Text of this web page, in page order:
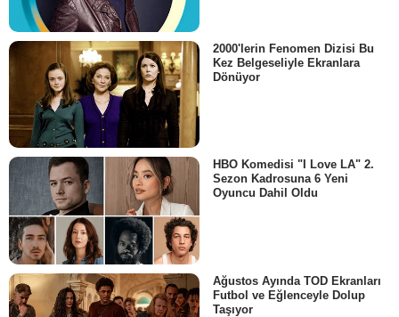
2000'lerin Fenomen Dizisi Bu
Kez Belgeseliyle Ekranlara
Dönüyor
HBO Komedisi "I Love LA" 2.
Sezon Kadrosuna 6 Yeni
Oyuncu Dahil Oldu
Ağustos Ayında TOD Ekranları
Futbol ve Eğlenceyle Dolup
Taşıyor